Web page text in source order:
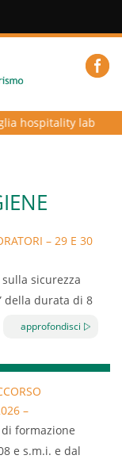
hospitality lab –
– 29 E 30
sulla sicurezza
della durata di 8
agli
dipendente di
turismo
approfondisci
–
formazione
e s.m.i. e dal